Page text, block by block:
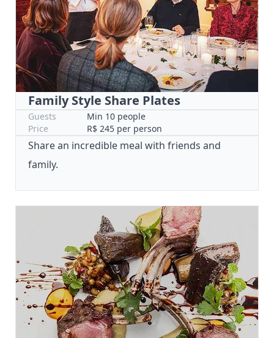
Family Style Share Plates
Guests
Min 10 people
Price
R$ 245 per person
Share an incredible meal with friends and
family.